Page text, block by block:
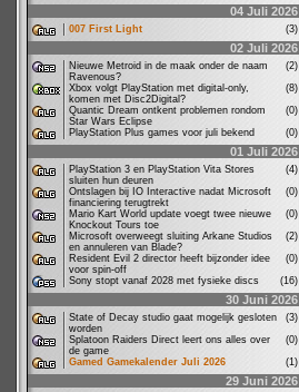
04 Juli 2026
007 First Light (3)
02 Juli 2026
Nieuwe Metroid in de maak onder de naam
Ravenous?
(2)
Xbox volgt PlayStation met digital-only,
komen met Disc2Digital?
(8)
Quantic Dream ontkent problemen rondom
Star Wars Eclipse
(0)
PlayStation Plus games voor juli bekend
(0)
01 Juli 2026
PlayStation 3 en PlayStation Vita Stores
sluiten hun deuren
(4)
Ontslagen bij IO Interactive nadat Microsoft
financiering terugtrekt
(0)
Mario Kart World update voegt twee nieuwe
Knockout Tours toe
(0)
Microsoft overweegt sluiting Arkane Studios
en annuleren van Blade?
(2)
Resident Evil 2 director heeft bijzonder idee
voor spin-off
(0)
Sony stopt vanaf 2028 met fysieke discs
(16)
30 Juni 2026
State of Decay studio gaat mogelijk gesloten
worden
(3)
Splatoon Raiders Direct leert ons alles over
de game
(0)
Gamed Gamekalender Juli 2026
(1)
29 Juni 2026